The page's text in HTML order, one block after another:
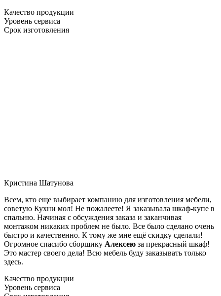
Качество продукции
Уровень сервиса
Срок изготовления
Кристина Шатунова
Всем, кто еще выбирает компанию для изготовления мебели,
советую Кухни мол! Не пожалеете! Я заказывала шкаф-купе в
спальню. Начиная с обсуждения заказа и заканчивая
монтажом никаких проблем не было. Все было сделано очень
быстро и качественно. К тому же мне ещё скидку сделали!
Огромное спасибо сборщику Алексею за прекрасный шкаф!
Это мастер своего дела! Всю мебель буду заказывать только
здесь.
Качество продукции
Уровень сервиса